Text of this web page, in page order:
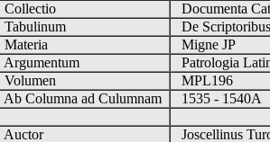
Collectio
Documenta
Tabulinum
De
Materia
Migne JP
Argumentum
Patrologia
Volumen
MPL196
Ab Columna ad Culumnam
1535 - 1540A
Auctor
Joscellinus